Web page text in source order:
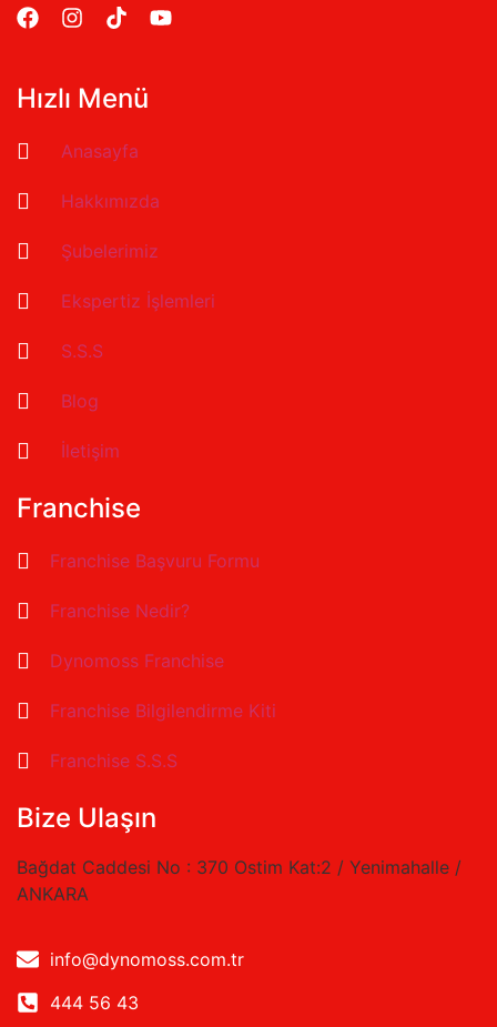
Hızlı Menü
Anasayfa
Hakkımızda
Şubelerimiz
Ekspertiz İşlemleri
S.S.S
Blog
İletişim
Franchise
Franchise Başvuru Formu
Franchise Nedir?
Dynomoss Franchise
Franchise Bilgilendirme Kiti
Franchise S.S.S
Bize Ulaşın
Bağdat Caddesi No : 370 Ostim Kat:2 / Yenimahalle /
ANKARA
info@dynomoss.com.tr
444 56 43